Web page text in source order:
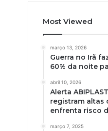
Most Viewed
março 13, 2026
Guerra no Irã
60% da noite
abril 10, 2026
Alerta
registram altas
enfrenta risco
março 7, 2025